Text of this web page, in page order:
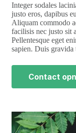
Integer sodales
justo eros, dapibus
Aliquam commodo
facilisis nec justo sit
Pellentesque eget
sapien. Duis gravida
Contact